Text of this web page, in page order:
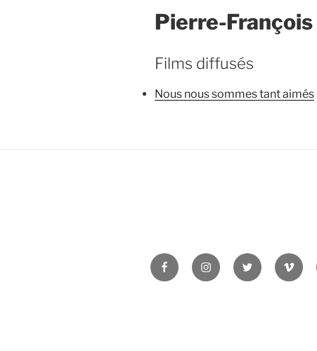
Pierre-François
Films diffusés
Nous nous sommes tant aimés
FacebookInstagramTwitter Vimeo